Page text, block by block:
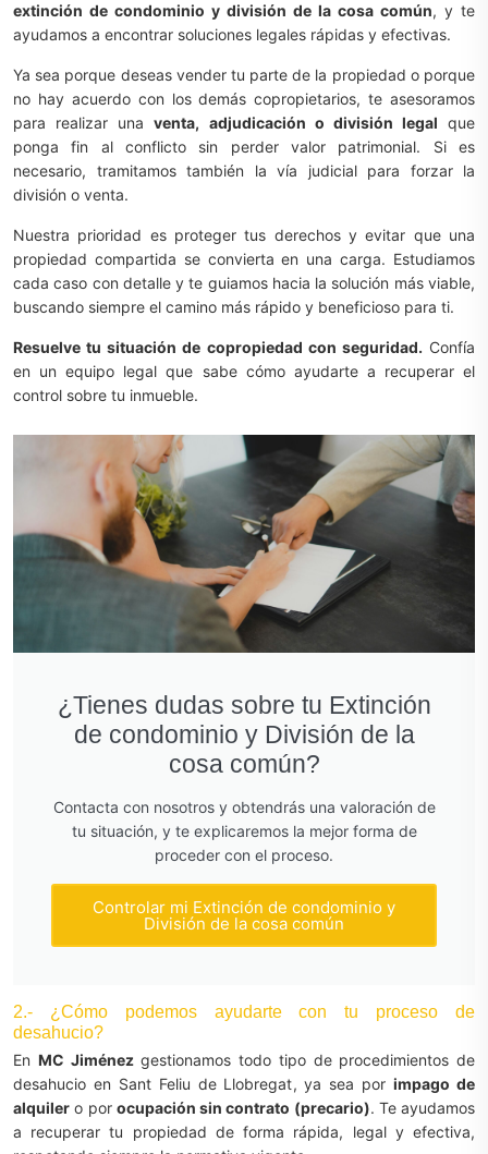
extinción de condominio y división de la cosa común, y te
ayudamos a encontrar soluciones legales rápidas y efectivas.
Ya sea porque deseas vender tu parte de la propiedad o porque
no hay acuerdo con los demás copropietarios, te asesoramos
para realizar unaventa, adjudicación o división legal que
ponga fin al conflicto sin perder valor patrimonial. Si es
necesario, tramitamos también la vía judicial para forzar la
división o venta.
Nuestra prioridad es proteger tus derechos y evitar que una
propiedad compartida se convierta en una carga. Estudiamos
cada caso con detalle y te guiamos hacia la solución más viable,
buscando siempre el camino más rápido y beneficioso para ti.
Resuelve tu situación de copropiedad con seguridad. Confía
en un equipo legal que sabe cómo ayudarte a recuperar el
control sobre tu inmueble.
¿Tienes dudas sobre tu Extinción
de condominio y División de la
cosa común?
Contacta con nosotros y obtendrás una valoración de
tu situación, y te explicaremos la mejor forma de
proceder con el proceso.
Controlar mi Extinción de condominio y
División de la cosa común
2.- ¿Cómo podemos ayudarte con tu proceso de
desahucio?
En MC Jiménezgestionamos todo tipo de procedimientos de
desahucio en Sant Feliu de Llobregat, ya sea porimpago de
alquiler o por ocupación sin contrato (precario). Te ayudamos
a recuperar tu propiedad de forma rápida, legal y efectiva,